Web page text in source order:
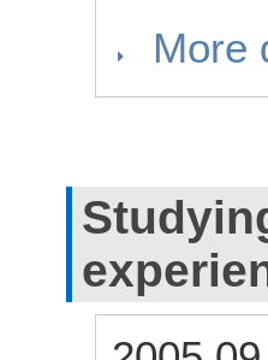
More